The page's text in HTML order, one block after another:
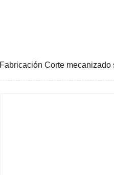
Fabricación Corte